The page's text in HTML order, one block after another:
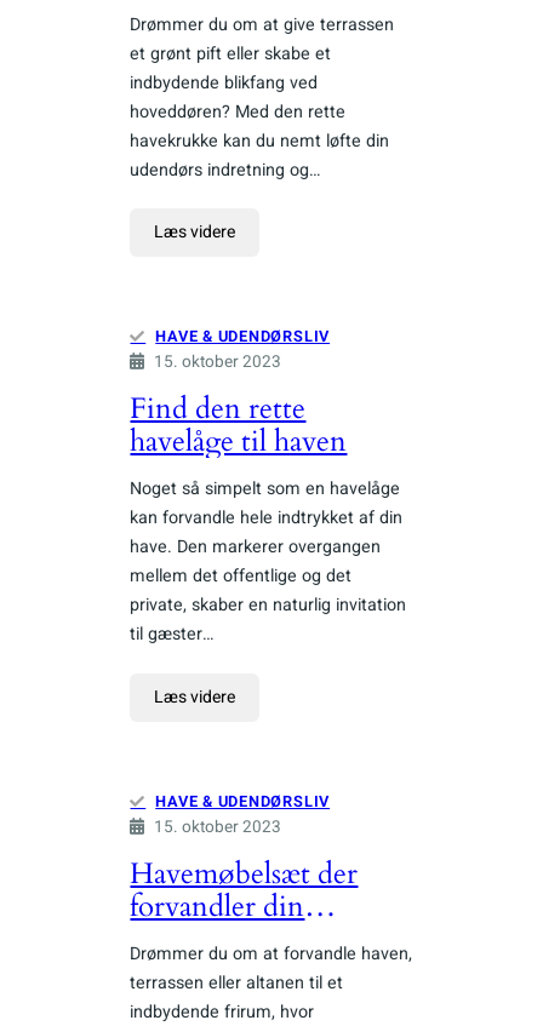
Drømmer du om at give terrassen
et grønt pift eller skabe et
indbydende blikfang ved
hoveddøren? Med den rette
havekrukke kan du nemt løfte din
udendørs indretning og…
Læs videre
HAVE & UDENDØRSLIV
15. oktober 2023
Find den rette
havelåge til haven
Noget så simpelt som en havelåge
kan forvandle hele indtrykket af din
have. Den markerer overgangen
mellem det offentlige og det
private, skaber en naturlig invitation
til gæster…
Læs videre
HAVE & UDENDØRSLIV
15. oktober 2023
Havemøbelsæt der
forvandler din
udendørs oase
Drømmer du om at forvandle haven,
terrassen eller altanen til et
indbydende frirum, hvor